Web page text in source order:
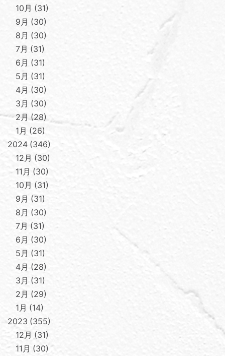
10月
31
9月
30
8月
30
7月
31
6月
31
5月
31
4月
30
3月
30
2月
28
1月
26
2024 346
12月
30
11月
30
10月
31
9月
31
8月
30
7月
31
6月
30
5月
31
4月
28
3月
31
2月
29
1月
14
2023 355
12月
31
11月
30